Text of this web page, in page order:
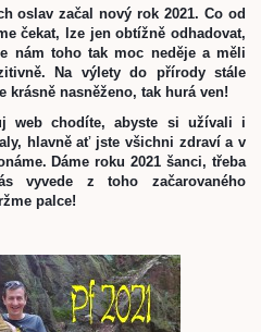
oslav začal nový rok 2021. Co od
čekat, lze jen obtížně odhadovat,
nám toho tak moc neděje a měli
Na výlety do přírody stále
krásně nasněženo, tak hurá ven!
web chodíte, abyste si užívali i
hlavně ať jste všichni zdraví a v
Dáme roku 2021 šanci, třeba
vyvede z toho začarovaného
palce!